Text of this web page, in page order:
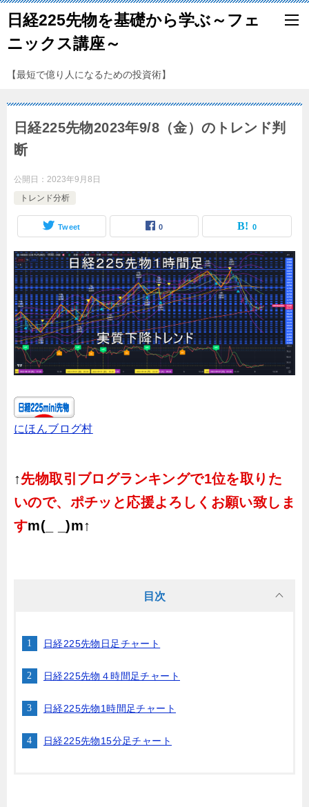
日経225先物を基礎から学ぶ～フェ
ニックス講座～
【最短で億り人になるための投資術】
日経225先物2023年9/8（金）のトレンド判
断
公開日： 2023年9月8日
トレンド分析
Tweet 0 0
にほんブログ村
↑先物取引ブログランキングで1位を取りた
いので、ポチッと応援よろしくお願い致しま
すm(_ _)m↑
目次
日経225先物日足チャート
日経225先物４時間足チャート
日経225先物1時間足チャート
日経225先物15分足チャート